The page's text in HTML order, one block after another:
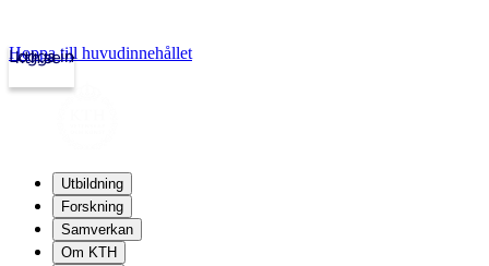
kth.se
Logga in
Hoppa till huvudinnehållet
Utbildning
Forskning
Samverkan
Om KTH